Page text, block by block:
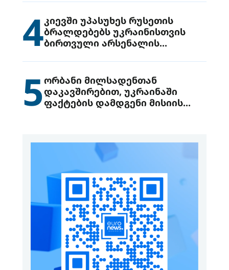
4კიევში უპასუხეს რუსეთის
ბრალდებებს უკრაინისთვის
ბირთვული არსენალის
5ორბანი მილსადენთან
დაკავშირებით, უკრაინაში
ფაქტების დამდგენი მისიის